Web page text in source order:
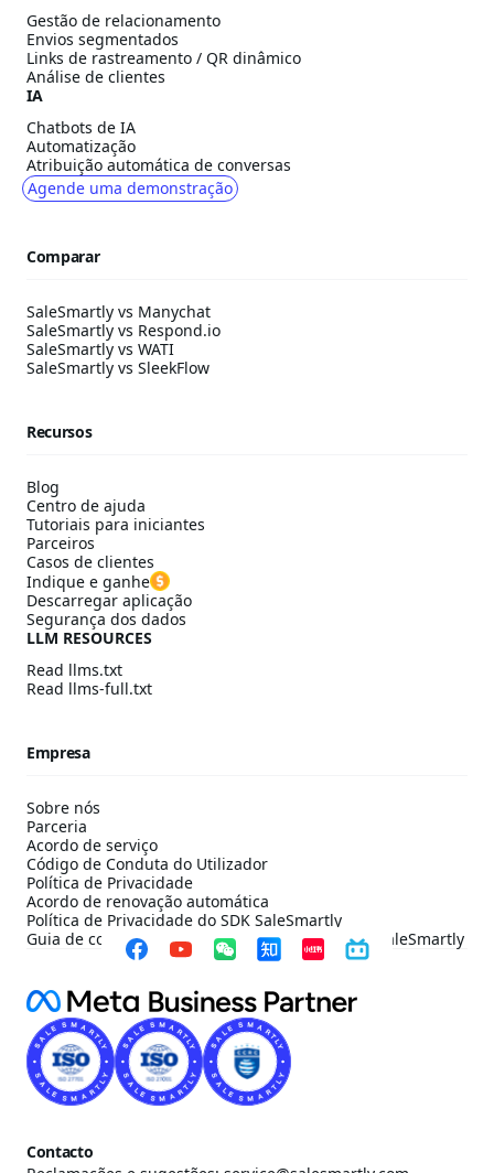
Gestão de relacionamento
Envios segmentados
Links de rastreamento / QR dinâmico
Análise de clientes
IA
Chatbots de IA
Automatização
Atribuição automática de conversas
Agende uma demonstração
Comparar
SaleSmartly vs Manychat
SaleSmartly vs Respond.io
SaleSmartly vs WATI
SaleSmartly vs SleekFlow
Recursos
Blog
Centro de ajuda
Tutoriais para iniciantes
Parceiros
Casos de clientes
Indique e ganhe
Descarregar aplicação
Segurança dos dados
LLM RESOURCES
Read llms.txt
Read llms-full.txt
Empresa
Sobre nós
Parceria
Acordo de serviço
Código de Conduta do Utilizador
Política de Privacidade
Acordo de renovação automática
Política de Privacidade do SDK SaleSmartly
Guia de configuração de conformidade do SDK SaleSmartly
Contacto